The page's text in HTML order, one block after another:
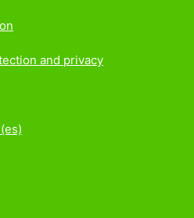
and privacy